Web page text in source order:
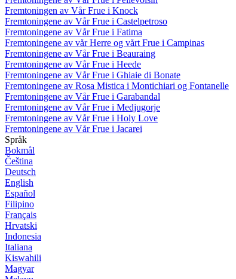
Fremtoningen av Vår Frue i Knock
Fremtoningene av Vår Frue i Castelpetroso
Fremtoningene av Vår Frue i Fatima
Fremtoningene av vår Herre og vårt Frue i Campinas
Fremtoningene av Vår Frue i Beauraing
Fremtoningene av Vår Frue i Heede
Fremtoningene av Vår Frue i Ghiaie di Bonate
Fremtoningene av Rosa Mistica i Montichiari og Fontanelle
Fremtoningene av Vår Frue i Garabandal
Fremtoningene av Vår Frue i Medjugorje
Fremtoningene av Vår Frue i Holy Love
Fremtoningene av Vår Frue i Jacarei
Språk
Bokmål
Čeština
Deutsch
English
Español
Filipino
Français
Hrvatski
Indonesia
Italiana
Kiswahili
Magyar